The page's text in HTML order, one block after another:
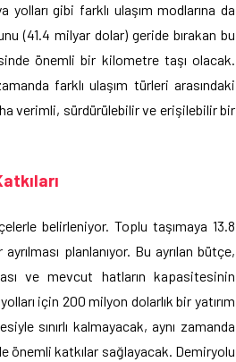
yolları gibi farklı ulaşım modlarına da
(41.4 milyar dolar) geride bırakan bu
önemli bir kilometre taşı olacak.
farklı ulaşım türleri arasındaki
verimli, sürdürülebilir ve erişilebilir bir
belirleniyor. Toplu taşımaya 13.8
planlanıyor. Bu ayrılan bütçe,
ve mevcut hatların kapasitesinin
için 200 milyon dolarlık bir yatırım
sınırlı kalmayacak, aynı zamanda
katkılar sağlayacak. Demiryolu